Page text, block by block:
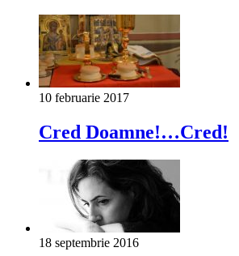
10 februarie 2017
Cred Doamne!…Cred!
18 septembrie 2016